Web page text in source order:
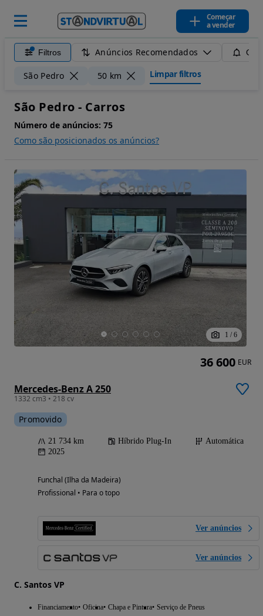
Começar
a vender
Filtros Anúncios Recomendados
São Pedro 50 km Limpar filtros
São Pedro - Carros
Número de anúncios: 75
Como são posicionados os anúncios?
1 / 6
Mercedes-Benz A 250
1332 cm3 • 218 cv
Promovido
21 734 km Híbrido Plug-In
Automática
2025
Funchal (Ilha da Madeira)
Profissional • Para o topo
Ver anúncios
Ver anúncios
C. Santos VP
Financiamento Oficina Chapa e Pintura Serviço de Pneus
36 600 EUR